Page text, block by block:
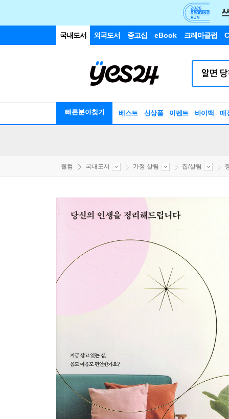
국내도서 외국도서 중고샵 eBook 크레마클럽
빠른분야찾기 베스트 신상품 이벤트 바이백 매
웰컴 국내도서 가정 살림 집/살림